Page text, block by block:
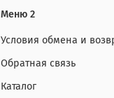
Меню 2
Условия обмена и
Обратная связь
Каталог